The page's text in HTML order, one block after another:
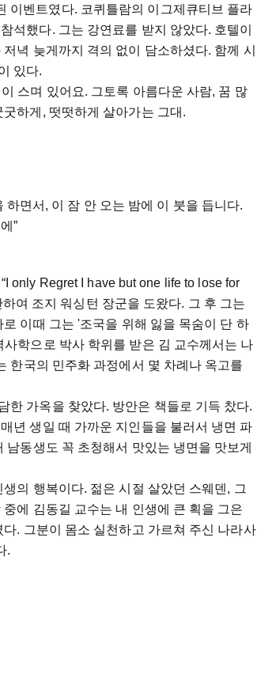
이벤트였다. 코퀴틀람의 이그제큐티브 플라
석했다. 그는 강연료를 받지 않았다. 호텔이
녁 늦게까지 격의 없이 담소하셨다. 함께 시
있다.
스며 있어요. 그토록 아름다운 사람, 꿈 많
하게, 떳떳하게 살아가는 그대.
면서, 이 잠 안 오는 밤에 이 붓을 듭니다.
”
only Regret I have but one life to lose for
여 조지 워싱턴 장군을 도왔다. 그 후 그는
이때 그는 '조국을 위해 잃을 목숨이 단 하
학으로 박사 학위를 받은 김 교수께서는 나
한국의 민주화 과정에서 몇 차례나 옥고를
한 가옥을 찾았다. 방안은 책들로 기득 찼다.
년 생일 때 가까운 지인들을 불러서 냉면 파
동생도 꼭 초청해서 맛있는 냉면을 맛보게
의 행복이다. 젊은 시절 살았던 스웨덴, 그
에 김동길 교수는 내 인생에 큰 획을 그은
. 그분이 몸소 실천하고 가르쳐 주신 나라사
.